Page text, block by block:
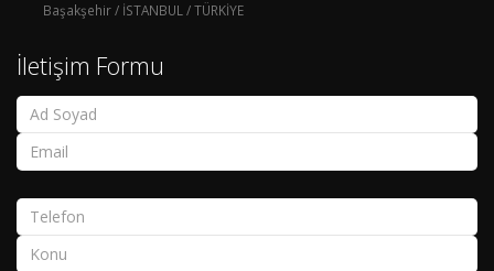
Başakşehir / İSTANBUL / TÜRKİYE
İletişim Formu